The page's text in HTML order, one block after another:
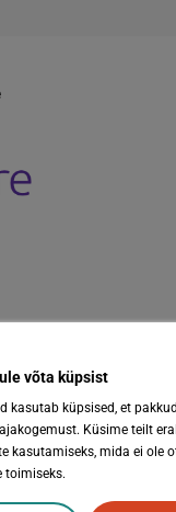
võta küpsist
kasutab küpsised, et
Küsime teilt
kasutamiseks, mida ei ole
toimiseks.